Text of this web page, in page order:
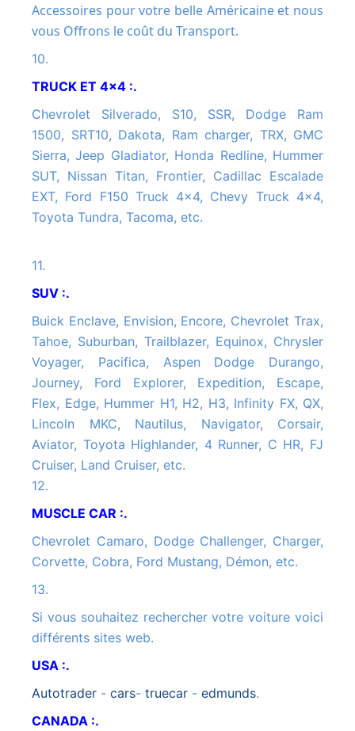
Accessoires pour votre belle Américaine et nous
vous Offrons le coût du Transport.
10.
TRUCK ET 4x4 :.
Chevrolet Silverado, S10, SSR, Dodge Ram
1500, SRT10, Dakota, Ram charger, TRX, GMC
Sierra, Jeep Gladiator, Honda Redline, Hummer
SUT, Nissan Titan, Frontier, Cadillac Escalade
EXT, Ford F150 Truck 4x4, Chevy Truck 4x4,
Toyota Tundra, Tacoma, etc.
11.
SUV :.
Buick Enclave, Envision, Encore, Chevrolet Trax,
Tahoe, Suburban, Trailblazer, Equinox, Chrysler
Voyager, Pacifica, Aspen Dodge Durango,
Journey, Ford Explorer, Expedition, Escape,
Flex, Edge, Hummer H1, H2, H3, Infinity FX, QX,
Lincoln MKC, Nautilus, Navigator, Corsair,
Aviator, Toyota Highlander, 4 Runner, C HR, FJ
Cruiser, Land Cruiser, etc.
12.
MUSCLE CAR :.
Chevrolet Camaro, Dodge Challenger, Charger,
Corvette, Cobra, Ford Mustang, Démon, etc.
13.
Si vous souhaitez rechercher votre voiture voici
différents sites web.
USA :.
autotrader - cars- truecar - edmunds.
CANADA :.